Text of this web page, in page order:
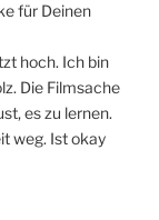
für Deinen
hoch. Ich bin
Die Filmsache
es zu lernen.
weg. Ist okay